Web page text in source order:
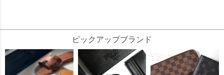
ピックアップブランド